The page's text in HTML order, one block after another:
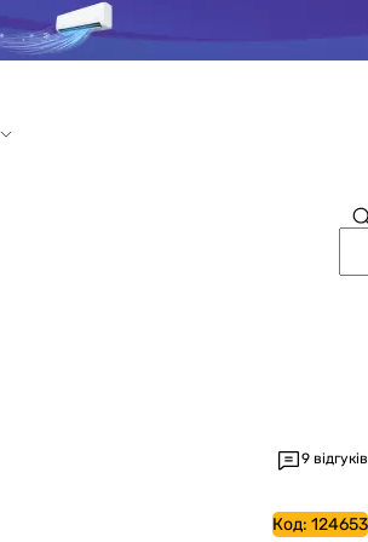
9 відгуків
Код: 124653